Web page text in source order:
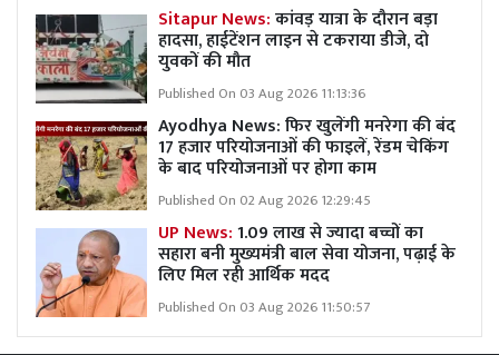
Sitapur News:कांवड़ यात्रा के दौरान बड़ा
हादसा, हाईटेंशन लाइन से टकराया डीजे, दो
युवकों की मौत
Published On 03 Aug 2026 11:13:36
Ayodhya News: फिर खुलेंगी मनरेगा की बंद
17 हजार परियोजनाओं की फाइलें, रेंडम चेकिंग
के बाद परियोजनाओं पर होगा काम
Published On 02 Aug 2026 12:29:45
UP News:1.09 लाख से ज्यादा बच्चों का
सहारा बनी मुख्यमंत्री बाल सेवा योजना, पढ़ाई के
लिए मिल रही आर्थिक मदद
Published On 03 Aug 2026 11:50:57